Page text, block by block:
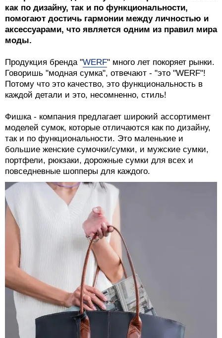
как по дизайну, так и по функциональности,
помогают достичь гармонии между личностью и
аксессуарами, что является одним из правил мира
моды.
Продукция бренда "WERF" много лет покоряет рынки.
Говоришь "модная сумка", отвечают - "это "WERF"!
Потому что это качество, это функциональность в
каждой детали и это, несомненно, стиль!
Фишка - компания предлагает широкий ассортимент
моделей сумок, которые отличаются как по дизайну,
так и по функциональности. Это маленькие и
большие женские сумочки/сумки, и мужские сумки,
портфели, рюкзаки, дорожные сумки для всех и
повседневные шопперы для каждого.